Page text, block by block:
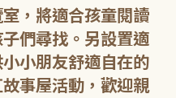
，將適合孩童閱讀
們尋找。另設置適
小朋友舒適自在的
事屋活動，歡迎親